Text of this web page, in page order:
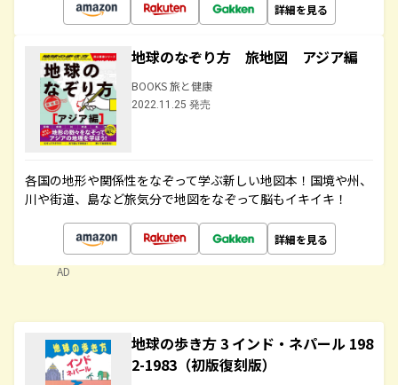
詳細を見る
地球のなぞり方 旅地図 アジア編
BOOKS 旅と健康
2022.11.25 発売
各国の地形や関係性をなぞって学ぶ新しい地図本！国境や州、
川や街道、島など旅気分で地図をなぞって脳もイキイキ！
詳細を見る
AD
地球の歩き方 3 インド・ネパール 198
2-1983（初版復刻版）